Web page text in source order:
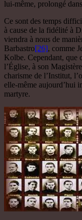
lui-même, prolongé
Ce sont des temps
à cause de la fidélité à
viendra à nous de
Barbastro[26], comme
Kolbe. Cependant, que
l’Église, à son
charisme de l’Institut,
elle-même aujourd’hui
martyre.